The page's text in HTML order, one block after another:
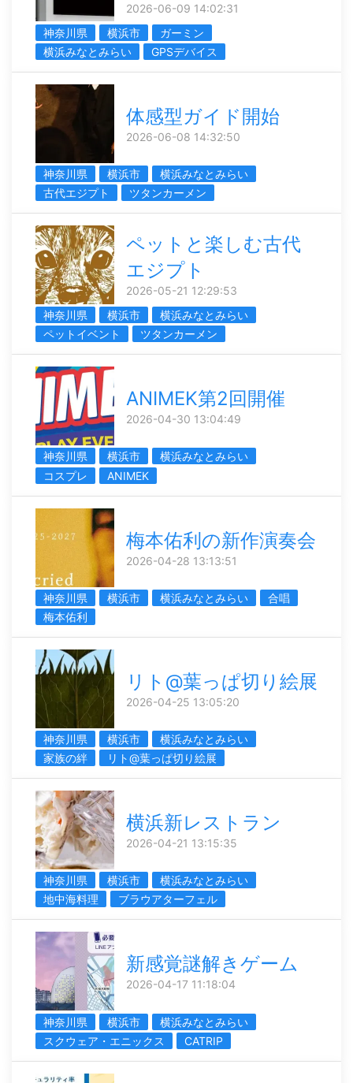
2026-06-09 14:02:31
神奈川県
横浜市
ガーミン
横浜みなとみらい
GPSデバイス
体感型ガイド開始
2026-06-08 14:32:50
神奈川県 横浜市
横浜みなとみらい
古代エジプト
ツタンカーメン
ペットと楽しむ古代
エジプト
2026-05-21 12:29:53
神奈川県
横浜市
横浜みなとみらい
ペットイベント
ツタンカーメン
ANIMEK第2回開催
2026-04-30 13:04:49
神奈川県 横浜市
横浜みなとみらい
コスプレ
ANIMEK
梅本佑利の新作演奏会
2026-04-28 13:13:51
神奈川県 横浜市 横浜みなとみらい
合唱
梅本佑利
リト@葉っぱ切り絵展
2026-04-25 13:05:20
神奈川県 横浜市
横浜みなとみらい
家族の絆
リト@葉っぱ切り絵展
横浜新レストラン
2026-04-21 13:15:35
神奈川県 横浜市
横浜みなとみらい
地中海料理
ブラウアターフェル
新感覚謎解きゲーム
2026-04-17 11:18:04
神奈川県 横浜市
横浜みなとみらい
スクウェア・エニックス
CATRIP